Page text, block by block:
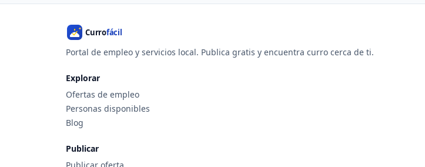
Portal de empleo y servicios local. Publica gratis y encuentra curro cerca de ti.
Explorar
Ofertas de empleo
Personas disponibles
Blog
Publicar